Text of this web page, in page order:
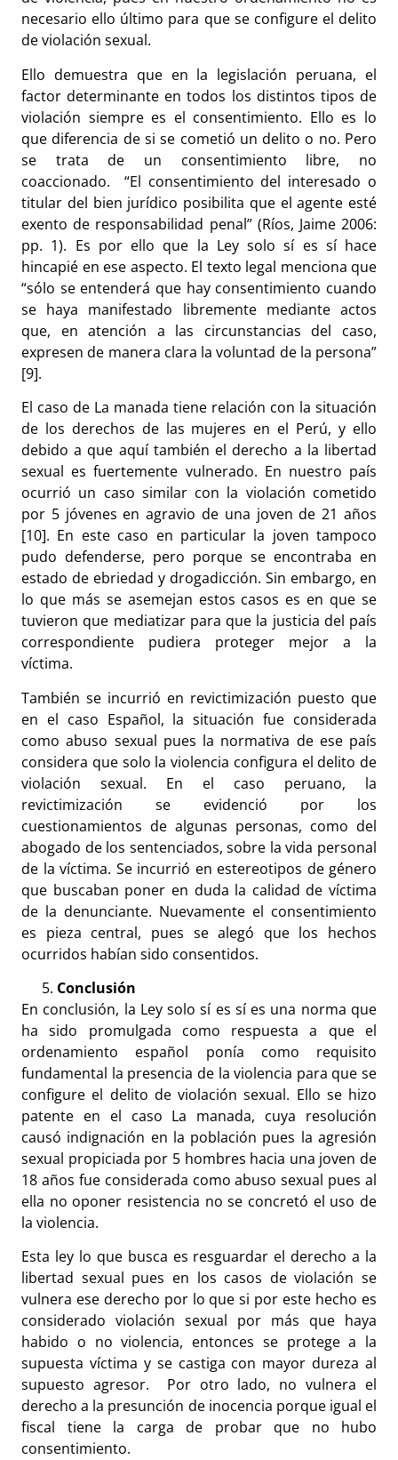
necesario ello último para que se configure el delito
de violación sexual.
Ello demuestra que en la legislación peruana, el
factor determinante en todos los distintos tipos de
violación siempre es el consentimiento. Ello es lo
que diferencia de si se cometió un delito o no. Pero
se trata de un consentimiento libre, no
coaccionado. “El consentimiento del interesado o
titular del bien jurídico posibilita que el agente esté
exento de responsabilidad penal” (Ríos, Jaime 2006:
pp. 1). Es por ello que la Ley solo sí es sí hace
hincapié en ese aspecto. El texto legal menciona que
“sólo se entenderá que hay consentimiento cuando
se haya manifestado libremente mediante actos
que, en atención a las circunstancias del caso,
expresen de manera clara la voluntad de la persona”
[9].
El caso de La manada tiene relación con la situación
de los derechos de las mujeres en el Perú, y ello
debido a que aquí también el derecho a la libertad
sexual es fuertemente vulnerado. En nuestro país
ocurrió un caso similar con la violación cometido
por 5 jóvenes en agravio de una joven de 21 años
[10]. En este caso en particular la joven tampoco
pudo defenderse, pero porque se encontraba en
estado de ebriedad y drogadicción. Sin embargo, en
lo que más se asemejan estos casos es en que se
tuvieron que mediatizar para que la justicia del país
correspondiente pudiera proteger mejor a la
víctima.
También se incurrió en revictimización puesto que
en el caso Español, la situación fue considerada
como abuso sexual pues la normativa de ese país
considera que solo la violencia configura el delito de
violación sexual. En el caso peruano, la
revictimización se evidenció por los
cuestionamientos de algunas personas, como del
abogado de los sentenciados, sobre la vida personal
de la víctima. Se incurrió en estereotipos de género
que buscaban poner en duda la calidad de víctima
de la denunciante. Nuevamente el consentimiento
es pieza central, pues se alegó que los hechos
ocurridos habían sido consentidos.
Conclusión
En conclusión, la Ley solo sí es sí es una norma que
ha sido promulgada como respuesta a que el
ordenamiento español ponía como requisito
fundamental la presencia de la violencia para que se
configure el delito de violación sexual. Ello se hizo
patente en el caso La manada, cuya resolución
causó indignación en la población pues la agresión
sexual propiciada por 5 hombres hacia una joven de
18 años fue considerada como abuso sexual pues al
ella no oponer resistencia no se concretó el uso de
la violencia.
Esta ley lo que busca es resguardar el derecho a la
libertad sexual pues en los casos de violación se
vulnera ese derecho por lo que si por este hecho es
considerado violación sexual por más que haya
habido o no violencia, entonces se protege a la
supuesta víctima y se castiga con mayor dureza al
supuesto agresor. Por otro lado, no vulnera el
derecho a la presunción de inocencia porque igual el
fiscal tiene la carga de probar que no hubo
consentimiento.